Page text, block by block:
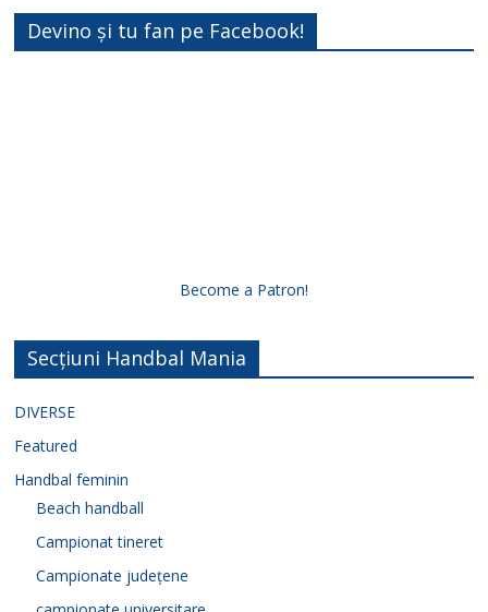
y
o
Devino și tu fan pe Facebook!
Become a Patron!
Secțiuni Handbal Mania
DIVERSE
Featured
Handbal feminin
Beach handball
Campionat tineret
Campionate județene